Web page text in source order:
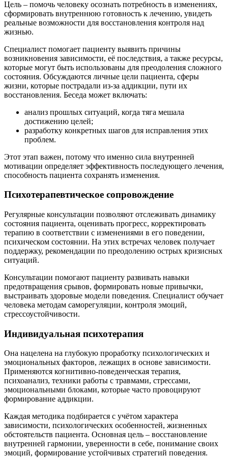
Цель – помочь человеку осознать потребность в изменениях,
сформировать внутреннюю готовность к лечению, увидеть
реальные возможности для восстановления контроля над
жизнью.
Специалист помогает пациенту выявить причины
возникновения зависимости, её последствия, а также ресурсы,
которые могут быть использованы для преодоления сложного
состояния. Обсуждаются личные цели пациента, сферы
жизни, которые пострадали из-за аддикции, пути их
восстановления. Беседа может включать:
анализ прошлых ситуаций, когда тяга мешала
достижению целей;
разработку конкретных шагов для исправления этих
проблем.
Этот этап важен, потому что именно сила внутренней
мотивации определяет эффективность последующего лечения,
способность пациента сохранять изменения.
Психотерапевтическое сопровождение
Регулярные консультации позволяют отслеживать динамику
состояния пациента, оценивать прогресс, корректировать
терапию в соответствии с изменениями в его поведении,
психическом состоянии. На этих встречах человек получает
поддержку, рекомендации по преодолению острых кризисных
ситуаций.
Консультации помогают пациенту развивать навыки
предотвращения срывов, формировать новые привычки,
выстраивать здоровые модели поведения. Специалист обучает
человека методам саморегуляции, контроля эмоций,
стрессоустойчивости.
Индивидуальная психотерапия
Она нацелена на глубокую проработку психологических и
эмоциональных факторов, лежащих в основе зависимости.
Применяются когнитивно-поведенческая терапия,
психоанализ, техники работы с травмами, стрессами,
эмоциональными блоками, которые часто провоцируют
формирование аддикции.
Каждая методика подбирается с учётом характера
зависимости, психологических особенностей, жизненных
обстоятельств пациента. Основная цель – восстановление
внутренней гармонии, уверенности в себе, понимание своих
эмоций, формирование устойчивых стратегий поведения.